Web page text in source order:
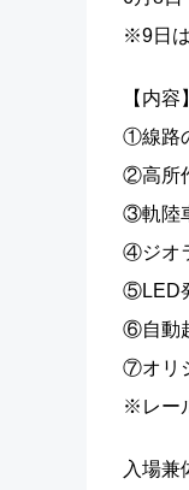
※9日は
【内容】
①線路
②高所
③軌陸
④ジオ
⑤LED
⑥自動
⑦オリ
※レー
入場兼